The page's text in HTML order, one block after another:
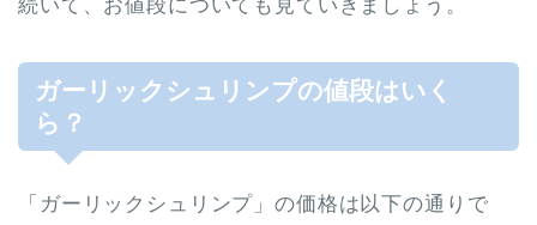
続いて、お値段についても見ていきましょう。
ガーリックシュリンプの値段はいく
ら？
「ガーリックシュリンプ」の価格は以下の通りで